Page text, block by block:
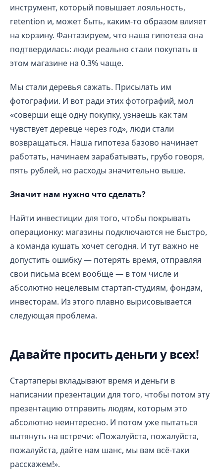
инструмент, который повышает лояльность,
retention и, может быть, каким-то образом влияет
на корзину. Фантазируем, что наша гипотеза она
подтвердилась: люди реально стали покупать в
этом магазине на 0.3% чаще.
Мы стали деревья сажать. Присылать им
фотографии. И вот ради этих фотографий, мол
«соверши ещё одну покупку, узнаешь как там
чувствует деревце через год», люди стали
возвращаться. Наша гипотеза базово начинает
работать, начинаем зарабатывать, грубо говоря,
пять рублей, но расходы значительно выше.
Значит нам нужно что сделать?
Найти инвестиции для того, чтобы покрывать
операционку: магазины подключаются не быстро,
а команда кушать хочет сегодня. И тут важно не
допустить ошибку — потерять время, отправляя
свои письма всем вообще — в том числе и
абсолютно нецелевым стартап-студиям, фондам,
инвесторам. Из этого плавно вырисовывается
следующая проблема.
Давайте просить деньги у всех!
Стартаперы вкладывают время и деньги в
написании презентации для того, чтобы потом эту
презентацию отправить людям, которым это
абсолютно неинтересно. И потом уже пытаться
вытянуть на встречи: «Пожалуйста, пожалуйста,
пожалуйста, дайте нам шанс, мы вам всё-таки
расскажем!».